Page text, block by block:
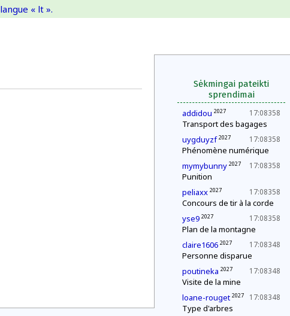
« lt ».
Sėkmingai pateikti
sprendimai
17:08358
addidou 2027
Transport des bagages
17:08358
uygduyzf 2027
Phénomène numérique
17:08358
mymybunny 2027
Punition
17:08358
peliaxx 2027
Concours de tir à la corde
17:08358
yse9 2027
Plan de la montagne
17:08348
claire1606 2027
Personne disparue
17:08348
poutineka 2027
Visite de la mine
17:08348
loane-rouget 2027
Type d'arbres